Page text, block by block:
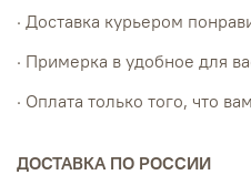
· Доставка курьером
· Примерка в удобное для
· Оплата только того, что
ДОСТАВКА ПО РОССИИ